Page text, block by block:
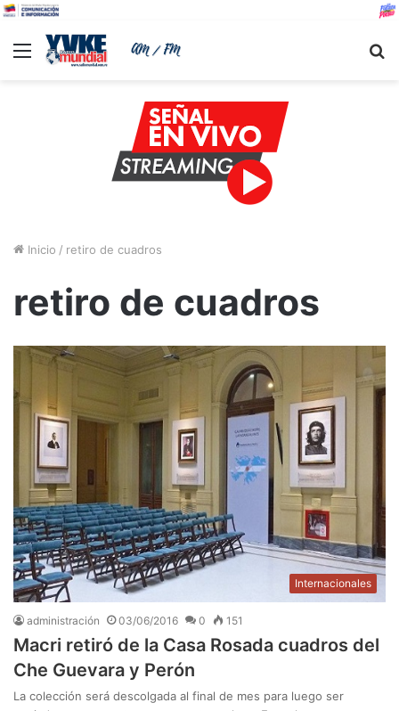
Menu
Inicio / retiro de cuadros
retiro de cuadros
Internacionales
administración 03/06/2016 0 151
Macri retiró de la Casa Rosada cuadros del
Che Guevara y Perón
La colección será descolgada al final de mes para luego ser